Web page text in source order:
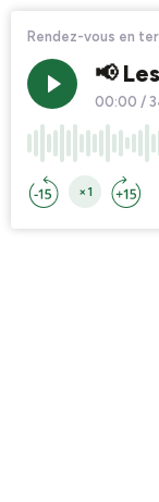
Rendez-vous en
📢
00:00 /
×1